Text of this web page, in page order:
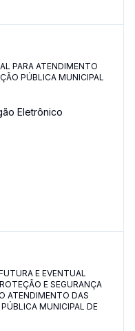
PARA ATENDIMENTO
PÚBLICA MUNICIPAL
Eletrônico
E EVENTUAL
E SEGURANÇA
ATENDIMENTO DAS
MUNICIPAL DE